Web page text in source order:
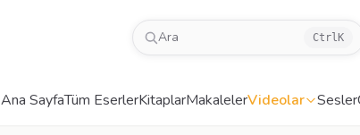
Ara Ctrl K
Ana SayfaTüm EserlerKitaplarMakalelerVideolar Sesler